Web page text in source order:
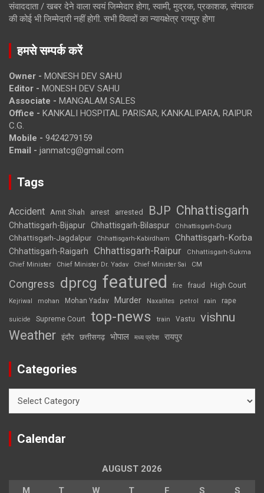
संवाददाता / खबर देने वाला स्वयं जिम्मेदार होगा, स्वामी, मुद्रक, प्रकाशक, संपादक
की कोई भी जिम्मेदारी नहीं होगी. सभी विवादों का न्यायक्षेत्र रायपुर होगा
हमसे सम्पर्क करें
Owner - MONESH DEV SAHU
Editor - MONESH DEV SAHU
Associate - MANGALAM SALES
Office - KANKALI HOSPITAL PARISAR, KANKALIPARA, RAIPUR
C.G.
Mobile - 9424279159
Email - janmatcg@gmail.com
Tags
Accident Amit Shah arrest arrested BJP Chhattisgarh
Chhattisgarh-Bijapur Chhattisgarh-Bilaspur Chhattisgarh-Durg
Chhattisgarh-Jagdalpur Chhattisgarh-Kabirdham Chhattisgarh-Korba
Chhattisgarh-Raigarh Chhattisgarh-Raipur
Chhattisgarh-Sukma
Chief Minister
Chief Minister Dr. Yadav Chief Minister Sai CM
Congress dprcg featured fire fraud High Court
Kejriwal mohan Mohan Yadav Murder Naxalites petrol rain rape
suicide Supreme Court top-news train Vastu vishnu
Weather इंदौर छत्तीसगढ़ भोपाल मध्य प्रदेश रायपुर
Categories
Calendar
AUGUST 2026
M T W T F S S